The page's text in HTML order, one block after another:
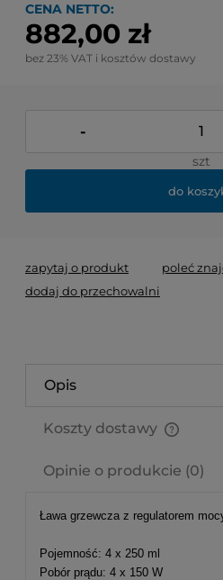
CENA NETTO:
882,00 zł
bez 23% VAT i kosztów dostawy
-
szt
do
zapytaj o produkt poleć
dodaj do przechowalni
Opis
Koszty dostawy
Opinie o produkcie (0)
Ława grzewcza z regulatorem
Pojemność: 4 x 250 ml
Pobór prądu: 4 x 150 W